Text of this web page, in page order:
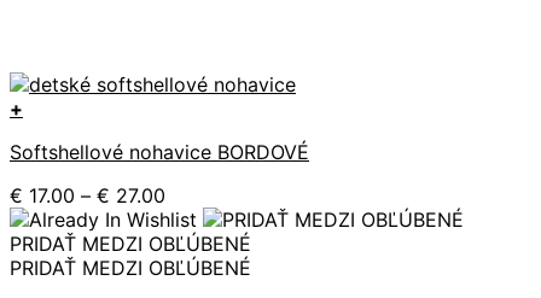
+
produkt
viacero
variantov.
Možnosti
si
Softshellové nohavice BORDOVÉ
€ 17.00 – € 27.00
range:
€ 17.00
through
PRIDAŤ MEDZI OBĽÚBENÉ
PRIDAŤ MEDZI OBĽÚBENÉ